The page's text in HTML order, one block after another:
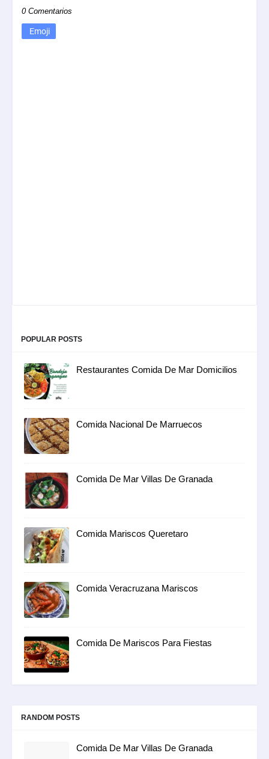
0 Comentarios
Emoji
POPULAR POSTS
Restaurantes Comida De Mar Domicilios
Comida Nacional De Marruecos
Comida De Mar Villas De Granada
Comida Mariscos Queretaro
Comida Veracruzana Mariscos
Comida De Mariscos Para Fiestas
RANDOM POSTS
Comida De Mar Villas De Granada